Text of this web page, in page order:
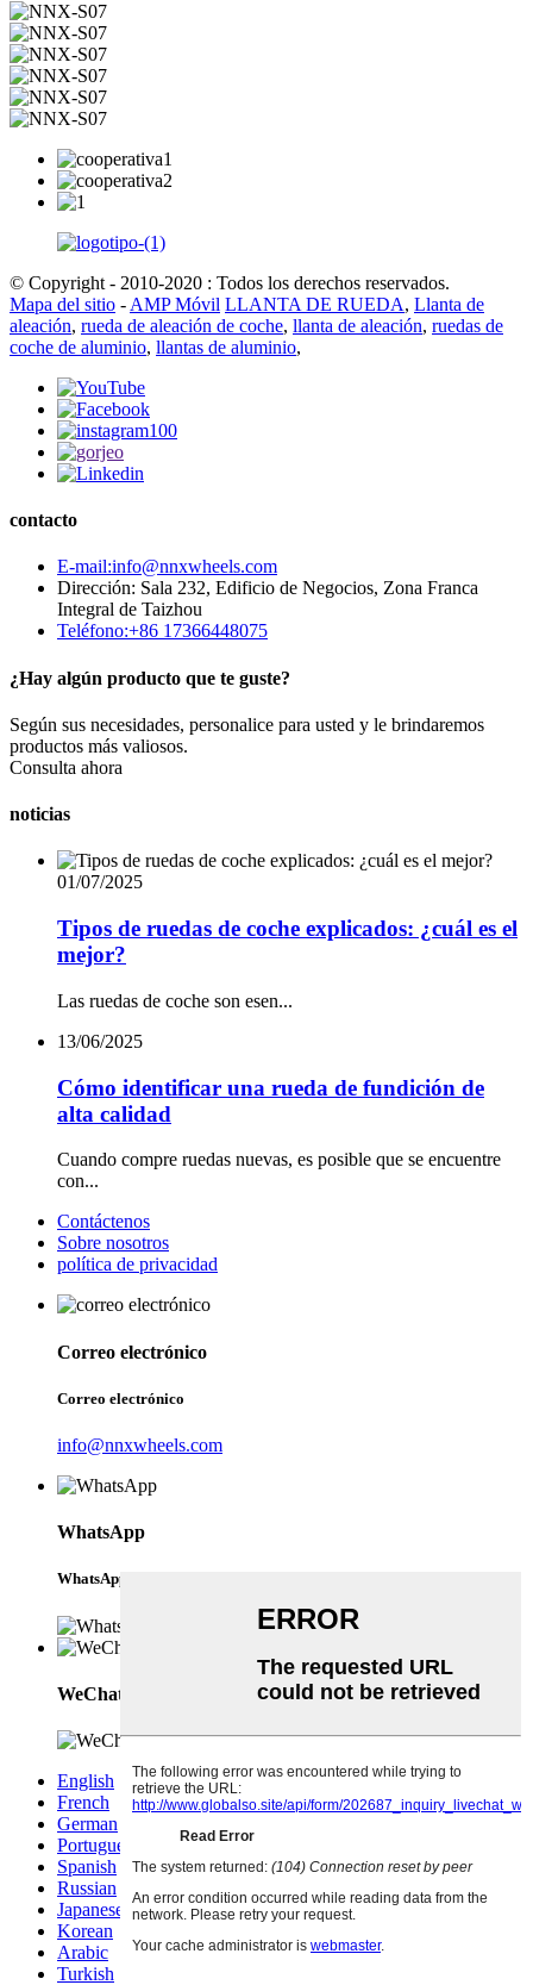
© Copyright - 2010-2020 : Todos los derechos reservados.
Mapa del sitio - AMP Móvil LLANTA DE RUEDA, Llanta de
aleación, rueda de aleación de coche, llanta de aleación, ruedas de
coche de aluminio, llantas de aluminio,
contacto
E-mail:info@nnxwheels.com
Dirección: Sala 232, Edificio de Negocios, Zona Franca
Integral de Taizhou
Teléfono:+86 17366448075
¿Hay algún producto que te guste?
Según sus necesidades, personalice para usted y le brindaremos
productos más valiosos.
Consulta ahora
noticias
01/07/2025
Tipos de ruedas de coche explicados: ¿cuál es el
mejor?
Las ruedas de coche son esen...
13/06/2025
Cómo identificar una rueda de fundición de
alta calidad
Cuando compre ruedas nuevas, es posible que se encuentre
con...
Contáctenos
Sobre nosotros
política de privacidad
Correo electrónico
Correo electrónico
info@nnxwheels.com
WhatsApp
WhatsApp
WeChat
English
French
German
Portuguese
Spanish
Russian
Japanese
Korean
Arabic
Turkish